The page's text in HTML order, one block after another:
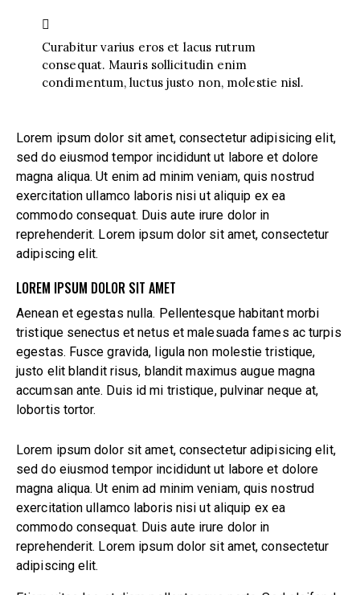
Curabitur varius eros et lacus rutrum
consequat. Mauris sollicitudin enim
condimentum, luctus justo non, molestie nisl.
Lorem ipsum dolor sit amet, consectetur adipisicing elit,
sed do eiusmod tempor incididunt ut labore et dolore
magna aliqua. Ut enim ad minim veniam, quis nostrud
exercitation ullamco laboris nisi ut aliquip ex ea
commodo consequat. Duis aute irure dolor in
reprehenderit. Lorem ipsum dolor sit amet, consectetur
adipiscing elit.
LOREM IPSUM DOLOR SIT AMET
Aenean et egestas nulla. Pellentesque habitant morbi
tristique senectus et netus et malesuada fames ac turpis
egestas. Fusce gravida, ligula non molestie tristique,
justo elit blandit risus, blandit maximus augue magna
accumsan ante. Duis id mi tristique, pulvinar neque at,
lobortis tortor.
Lorem ipsum dolor sit amet, consectetur adipisicing elit,
sed do eiusmod tempor incididunt ut labore et dolore
magna aliqua. Ut enim ad minim veniam, quis nostrud
exercitation ullamco laboris nisi ut aliquip ex ea
commodo consequat. Duis aute irure dolor in
reprehenderit. Lorem ipsum dolor sit amet, consectetur
adipiscing elit.